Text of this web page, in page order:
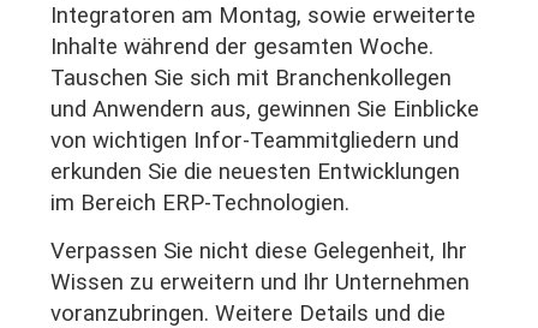
Integratoren am Montag, sowie erweiterte
Inhalte während der gesamten Woche.
Tauschen Sie sich mit Branchenkollegen
und Anwendern aus, gewinnen Sie Einblicke
von wichtigen Infor-Teammitgliedern und
erkunden Sie die neuesten Entwicklungen
im Bereich ERP-Technologien.
Verpassen Sie nicht diese Gelegenheit, Ihr
Wissen zu erweitern und Ihr Unternehmen
voranzubringen. Weitere Details und die